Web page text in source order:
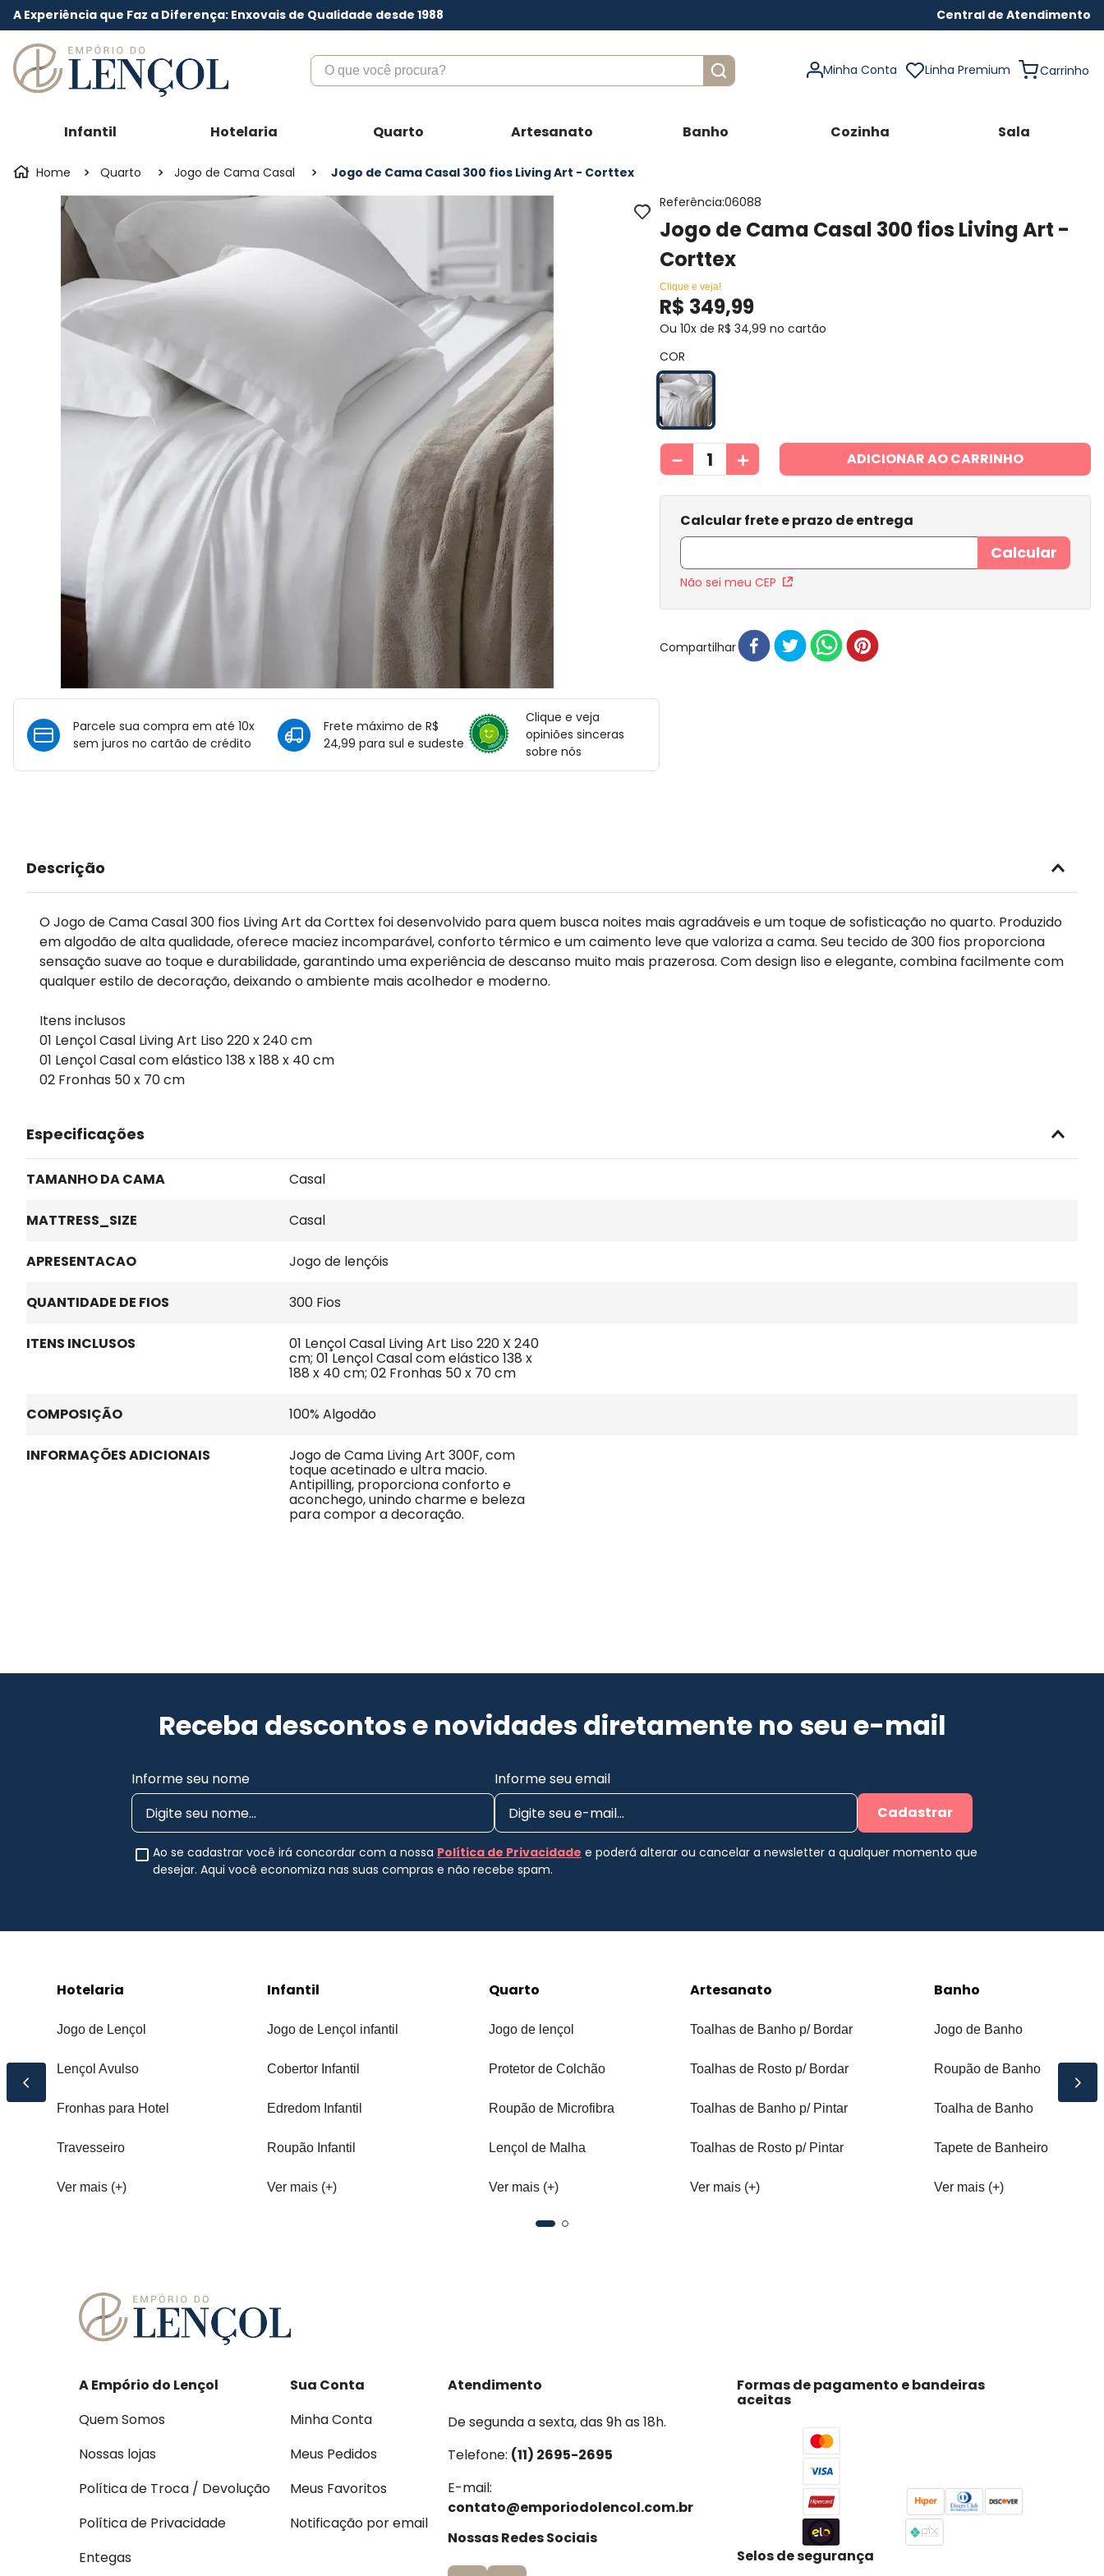
A Experiência que Faz a Diferença: Enxovais de Qualidade desde 1988 Central de Atendimento
O que você procura?
Minha Conta Linha Premium
Infantil Hotelaria Quarto Artesanato Banho Cozinha Sala
Quarto Jogo de Cama Casal Jogo de Cama Casal 300 fios Living Art - Corttex
Parcele sua compra em até 10x
sem juros no cartão de crédito
Frete máximo de R$
24,99 para sul e sudeste
Clique e veja
opiniões sinceras
sobre nós
Referência:06088
Jogo de Cama Casal 300 fios Living Art -
Corttex
Clique e veja!
R$ 349,99
Ou10x deR$ 34,99 no cartão
COR
＋
－ ADICIONAR AO CARRINHO
Não sei meu CEP
Compartilhar
Descrição
O Jogo de Cama Casal 300 fios Living Art da Corttex foi desenvolvido para quem busca noites mais agradáveis e um toque de sofisticação no quarto. Produzido
em algodão de alta qualidade, oferece maciez incomparável, conforto térmico e um caimento leve que valoriza a cama. Seu tecido de 300 fios proporciona
sensação suave ao toque e durabilidade, garantindo uma experiência de descanso muito mais prazerosa. Com design liso e elegante, combina facilmente com
qualquer estilo de decoração, deixando o ambiente mais acolhedor e moderno.
Itens inclusos
01 Lençol Casal Living Art Liso 220 x 240 cm
01 Lençol Casal com elástico 138 x 188 x 40 cm
02 Fronhas 50 x 70 cm
Especificações
TAMANHO DA CAMA Casal
MATTRESS_SIZE Casal
APRESENTACAO Jogo de lençóis
QUANTIDADE DE FIOS 300 Fios
ITENS INCLUSOS 01 Lençol Casal Living Art Liso 220 X 240
cm; 01 Lençol Casal com elástico 138 x
188 x 40 cm; 02 Fronhas 50 x 70 cm
COMPOSIÇÃO 100% Algodão
INFORMAÇÕES ADICIONAIS Jogo de Cama Living Art 300F, com
toque acetinado e ultra macio.
Antipilling, proporciona conforto e
aconchego, unindo charme e beleza
para compor a decoração.
Receba descontos e novidades diretamente no seu e-mail
Informe seu nome
Informe seu email
Cadastrar
Ao se cadastrar você irá concordar com a nossa Política de Privacidade e poderá alterar ou cancelar a newsletter a qualquer momento que
desejar. Aqui você economiza nas suas compras e não recebe spam.
Hotelaria
Jogo de Lençol
Lençol Avulso
Fronhas para Hotel
Travesseiro
Ver mais (+)
Infantil
Jogo de Lençol infantil
Cobertor Infantil
Edredom Infantil
Roupão Infantil
Ver mais (+)
Quarto
Jogo de lençol
Protetor de Colchão
Roupão de Microfibra
Lençol de Malha
Ver mais (+)
Artesanato
Toalhas de Banho p/ Bordar
Toalhas de Rosto p/ Bordar
Toalhas de Banho p/ Pintar
Toalhas de Rosto p/ Pintar
Ver mais (+)
Banho
Jogo de Banho
Roupão de Banho
Toalha de Banho
Tapete de Banheiro
Ver mais (+)
A Empório do Lençol
Quem Somos
Nossas lojas
Política de Troca / Devolução
Política de Privacidade
Entegas
Sua Conta
Minha Conta
Meus Pedidos
Meus Favoritos
Notificação por email
Atendimento
De segunda a sexta, das 9h as 18h.
Telefone: (11) 2695-2695
E-mail:
contato@emporiodolencol.com.br
Nossas Redes Sociais
Formas de pagamento e bandeiras
aceitas
Selos de segurança